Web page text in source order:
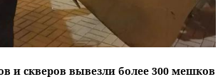
и скверов вывезли более 300 мешков